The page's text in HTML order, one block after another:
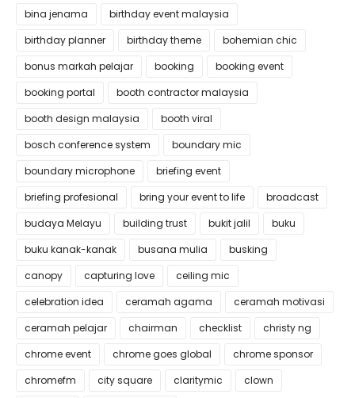
bina jenama
birthday event malaysia
birthday planner
birthday theme
bohemian chic
bonus markah pelajar
booking
booking event
booking portal
booth contractor malaysia
booth design malaysia
booth viral
bosch conference system
boundary mic
boundary microphone
briefing event
briefing profesional
bring your event to life
broadcast
budaya Melayu
building trust bukit jalil
buku
buku kanak-kanak
busana mulia
busking
canopy
capturing love
ceiling mic
celebration idea
ceramah agama
ceramah motivasi
ceramah pelajar
chairman checklist
christy ng
chrome event
chrome goes global
chrome sponsor
chromefm
city square claritymic clown